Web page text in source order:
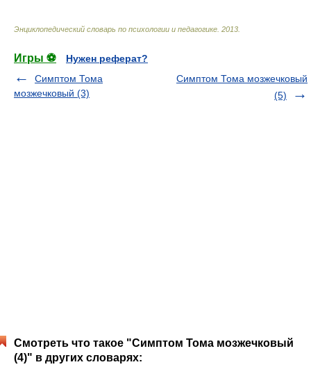
Энциклопедический словарь по психологии и педагогике 2013
Игры ⚽
Нужен реферат?
Симптом Тома
мозжечковый (3)
Симптом Тома мозжечковый
(5)
Смотреть что такое "Симптом Тома мозжечковый
(4)" в других словарях: